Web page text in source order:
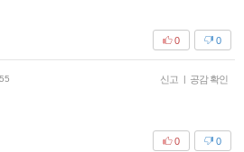
0
0
신고 | 공감 확인
0
0